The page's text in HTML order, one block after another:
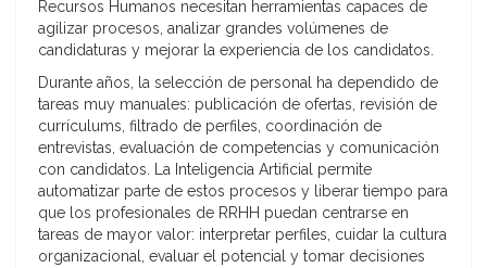
Recursos Humanos necesitan herramientas capaces de
agilizar procesos, analizar grandes volúmenes de
candidaturas y mejorar la experiencia de los candidatos.
Durante años, la selección de personal ha dependido de
tareas muy manuales: publicación de ofertas, revisión de
currículums, filtrado de perfiles, coordinación de
entrevistas, evaluación de competencias y comunicación
con candidatos. La Inteligencia Artificial permite
automatizar parte de estos procesos y liberar tiempo para
que los profesionales de RRHH puedan centrarse en
tareas de mayor valor: interpretar perfiles, cuidar la cultura
organizacional, evaluar el potencial y tomar decisiones